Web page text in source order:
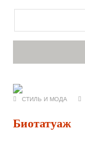
СТИЛЬ И МОДА
Биотатуаж